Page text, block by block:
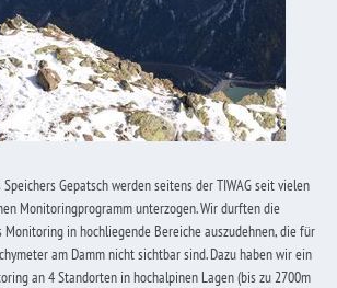
Gepatsch werden seitens der TIWAG seit vielen
Monitoringprogramm unterzogen. Wir durften die
Monitoring in hochliegende Bereiche auszudehnen, die für
am Damm nicht sichtbar sind. Dazu haben wir ein
an 4 Standorten in hochalpinen Lagen (bis zu 2700m